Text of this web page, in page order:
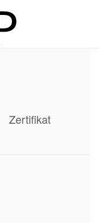
Zertifikat